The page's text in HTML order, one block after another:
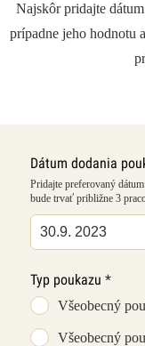
Najskôr pridajte
prípadne jeho hodnotu
Leave
this
field
blank
Dátum dodania
Pridajte preferovaný
bude trvať približne 3
Typ poukazu *
Všeobecný
Všeobecný